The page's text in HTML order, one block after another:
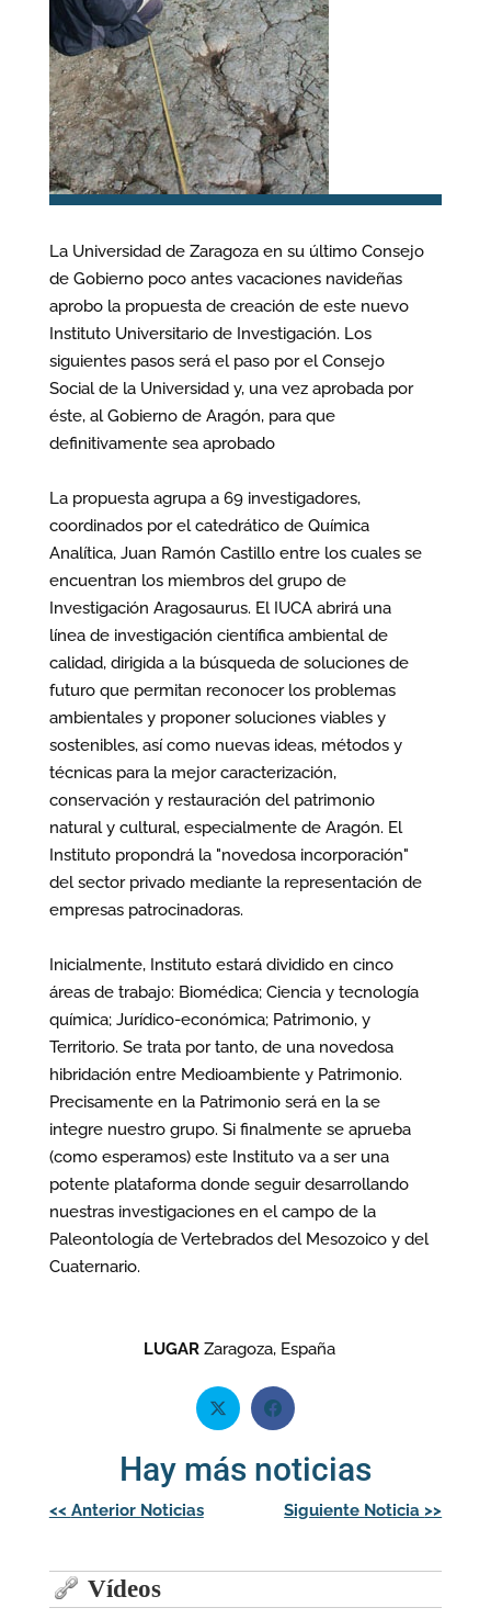
La Universidad de Zaragoza en su último Consejo
de Gobierno poco antes vacaciones navideñas
aprobo la propuesta de creación de este nuevo
Instituto Universitario de Investigación. Los
siguientes pasos será el paso por el Consejo
Social de la Universidad y, una vez aprobada por
éste, al Gobierno de Aragón, para que
definitivamente sea aprobado
La propuesta agrupa a 69 investigadores,
coordinados por el catedrático de Química
Analítica, Juan Ramón Castillo entre los cuales se
encuentran los miembros del grupo de
Investigación Aragosaurus. El IUCA abrirá una
línea de investigación científica ambiental de
calidad, dirigida a la búsqueda de soluciones de
futuro que permitan reconocer los problemas
ambientales y proponer soluciones viables y
sostenibles, así como nuevas ideas, métodos y
técnicas para la mejor caracterización,
conservación y restauración del patrimonio
natural y cultural, especialmente de Aragón. El
Instituto propondrá la "novedosa incorporación"
del sector privado mediante la representación de
empresas patrocinadoras.
Inicialmente, Instituto estará dividido en cinco
áreas de trabajo: Biomédica; Ciencia y tecnología
química; Jurídico-económica; Patrimonio, y
Territorio. Se trata por tanto, de una novedosa
hibridación entre Medioambiente y Patrimonio.
Precisamente en la Patrimonio será en la se
integre nuestro grupo. Si finalmente se aprueba
(como esperamos) este Instituto va a ser una
potente plataforma donde seguir desarrollando
nuestras investigaciones en el campo de la
Paleontología de Vertebrados del Mesozoico y del
Cuaternario.
LUGAR Zaragoza, España
Hay más noticias
Navegación
de
<< Anterior Noticias Siguiente Noticia >>
Vídeos